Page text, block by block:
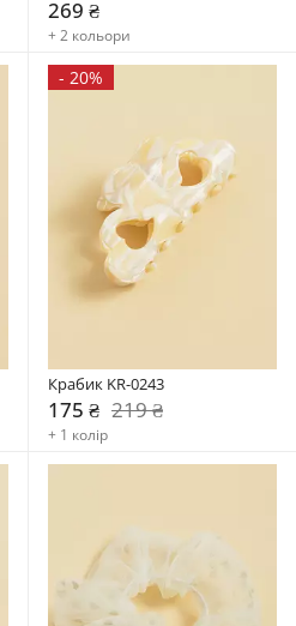
269 ₴
+ 2 кольори
- 20%
Крабик KR-0243
175 ₴ 219 ₴
+ 1 колір